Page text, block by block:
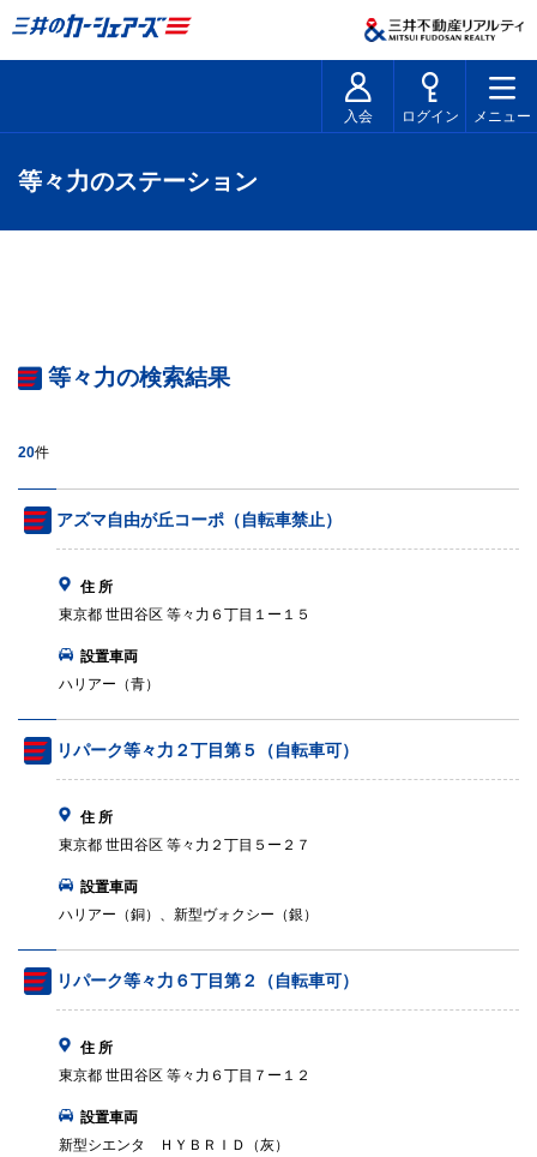
入会 ログイン メニュー
等々力のステーション
等々力の検索結果
20件
アズマ自由が丘コーポ（自転車禁止）
住 所
東京都 世田谷区 等々力６丁目１ー１５
設置車両
ハリアー（青）
リパーク等々力２丁目第５（自転車可）
住 所
東京都 世田谷区 等々力２丁目５ー２７
設置車両
ハリアー（銅）、新型ヴォクシー（銀）
リパーク等々力６丁目第２（自転車可）
住 所
東京都 世田谷区 等々力６丁目７ー１２
設置車両
新型シエンタ ＨＹＢＲＩＤ（灰）